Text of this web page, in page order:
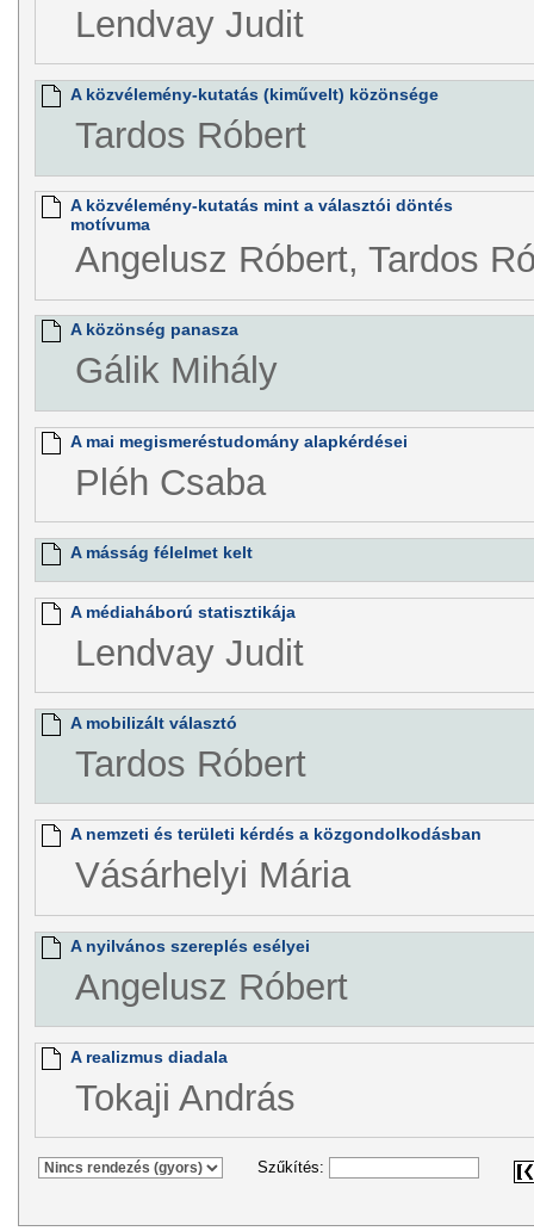
Lendvay Judit
A közvélemény-kutatás (kiművelt) közönsége
Tardos Róbert
A közvélemény-kutatás mint a választói döntés
motívuma
Angelusz Róbert, Tardos
A közönség panasza
Gálik Mihály
A mai megismeréstudomány alapkérdései
Pléh Csaba
A másság félelmet kelt
A médiaháború statisztikája
Lendvay Judit
A mobilizált választó
Tardos Róbert
A nemzeti és területi kérdés a közgondolkodásban
Vásárhelyi Mária
A nyilvános szereplés esélyei
Angelusz Róbert
A realizmus diadala
Tokaji András
Szűkítés: